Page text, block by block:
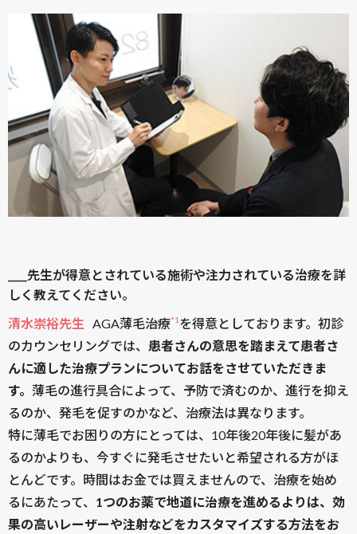
____先生が得意とされている施術や注力されている治療を詳
しく教えてください。
清水崇裕先生
AGA薄毛治療*1 を得意としております。初診
のカウンセリングでは、 患者さんの意思を踏まえて患者さ
んに適した治療プランについてお話をさせていただきま
す。 薄毛の進行具合によって、予防で済むのか、進行を抑え
るのか、発毛を促すのかなど、治療法は異なります。
特に薄毛でお困りの方にとっては、10年後20年後に髪があ
るのかよりも、今すぐに発毛させたいと希望される方がほ
とんどです。時間はお金では買えませんので、治療を始め
るにあたって、 1つのお薬で地道に治療を進めるよりは、効
果の高いレーザーや注射などをカスタマイズする方法をお